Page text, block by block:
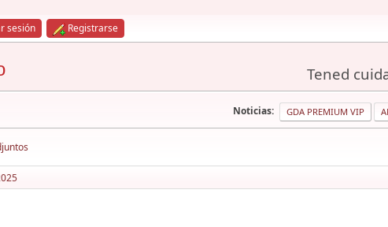
sesión Registrarse
Tened
Noticias: GDA PREMIUM VIP